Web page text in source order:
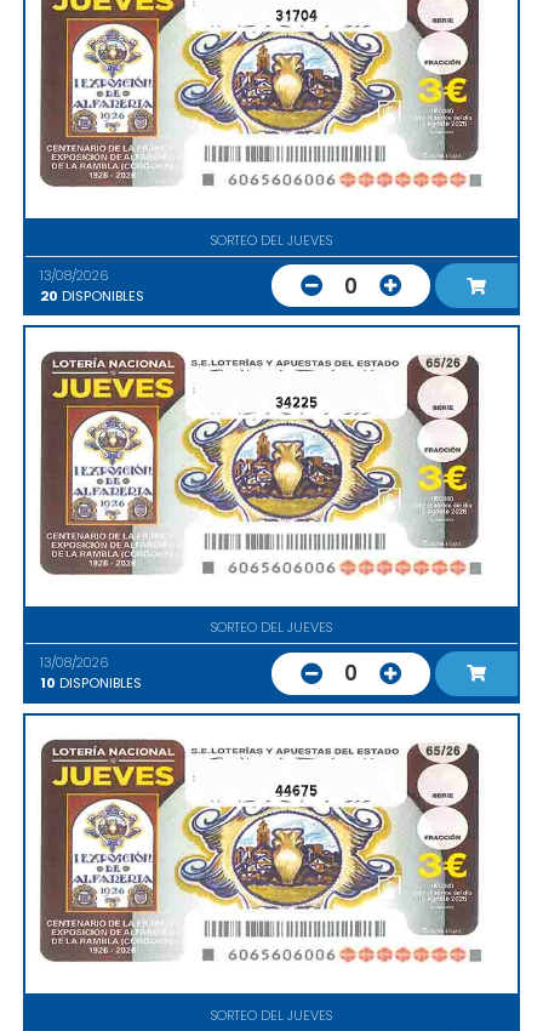
31704
SORTEO DEL JUEVES
13/08/2026
20 DISPONIBLES 0
34225
SORTEO DEL JUEVES
13/08/2026
10 DISPONIBLES 0
44675
SORTEO DEL JUEVES